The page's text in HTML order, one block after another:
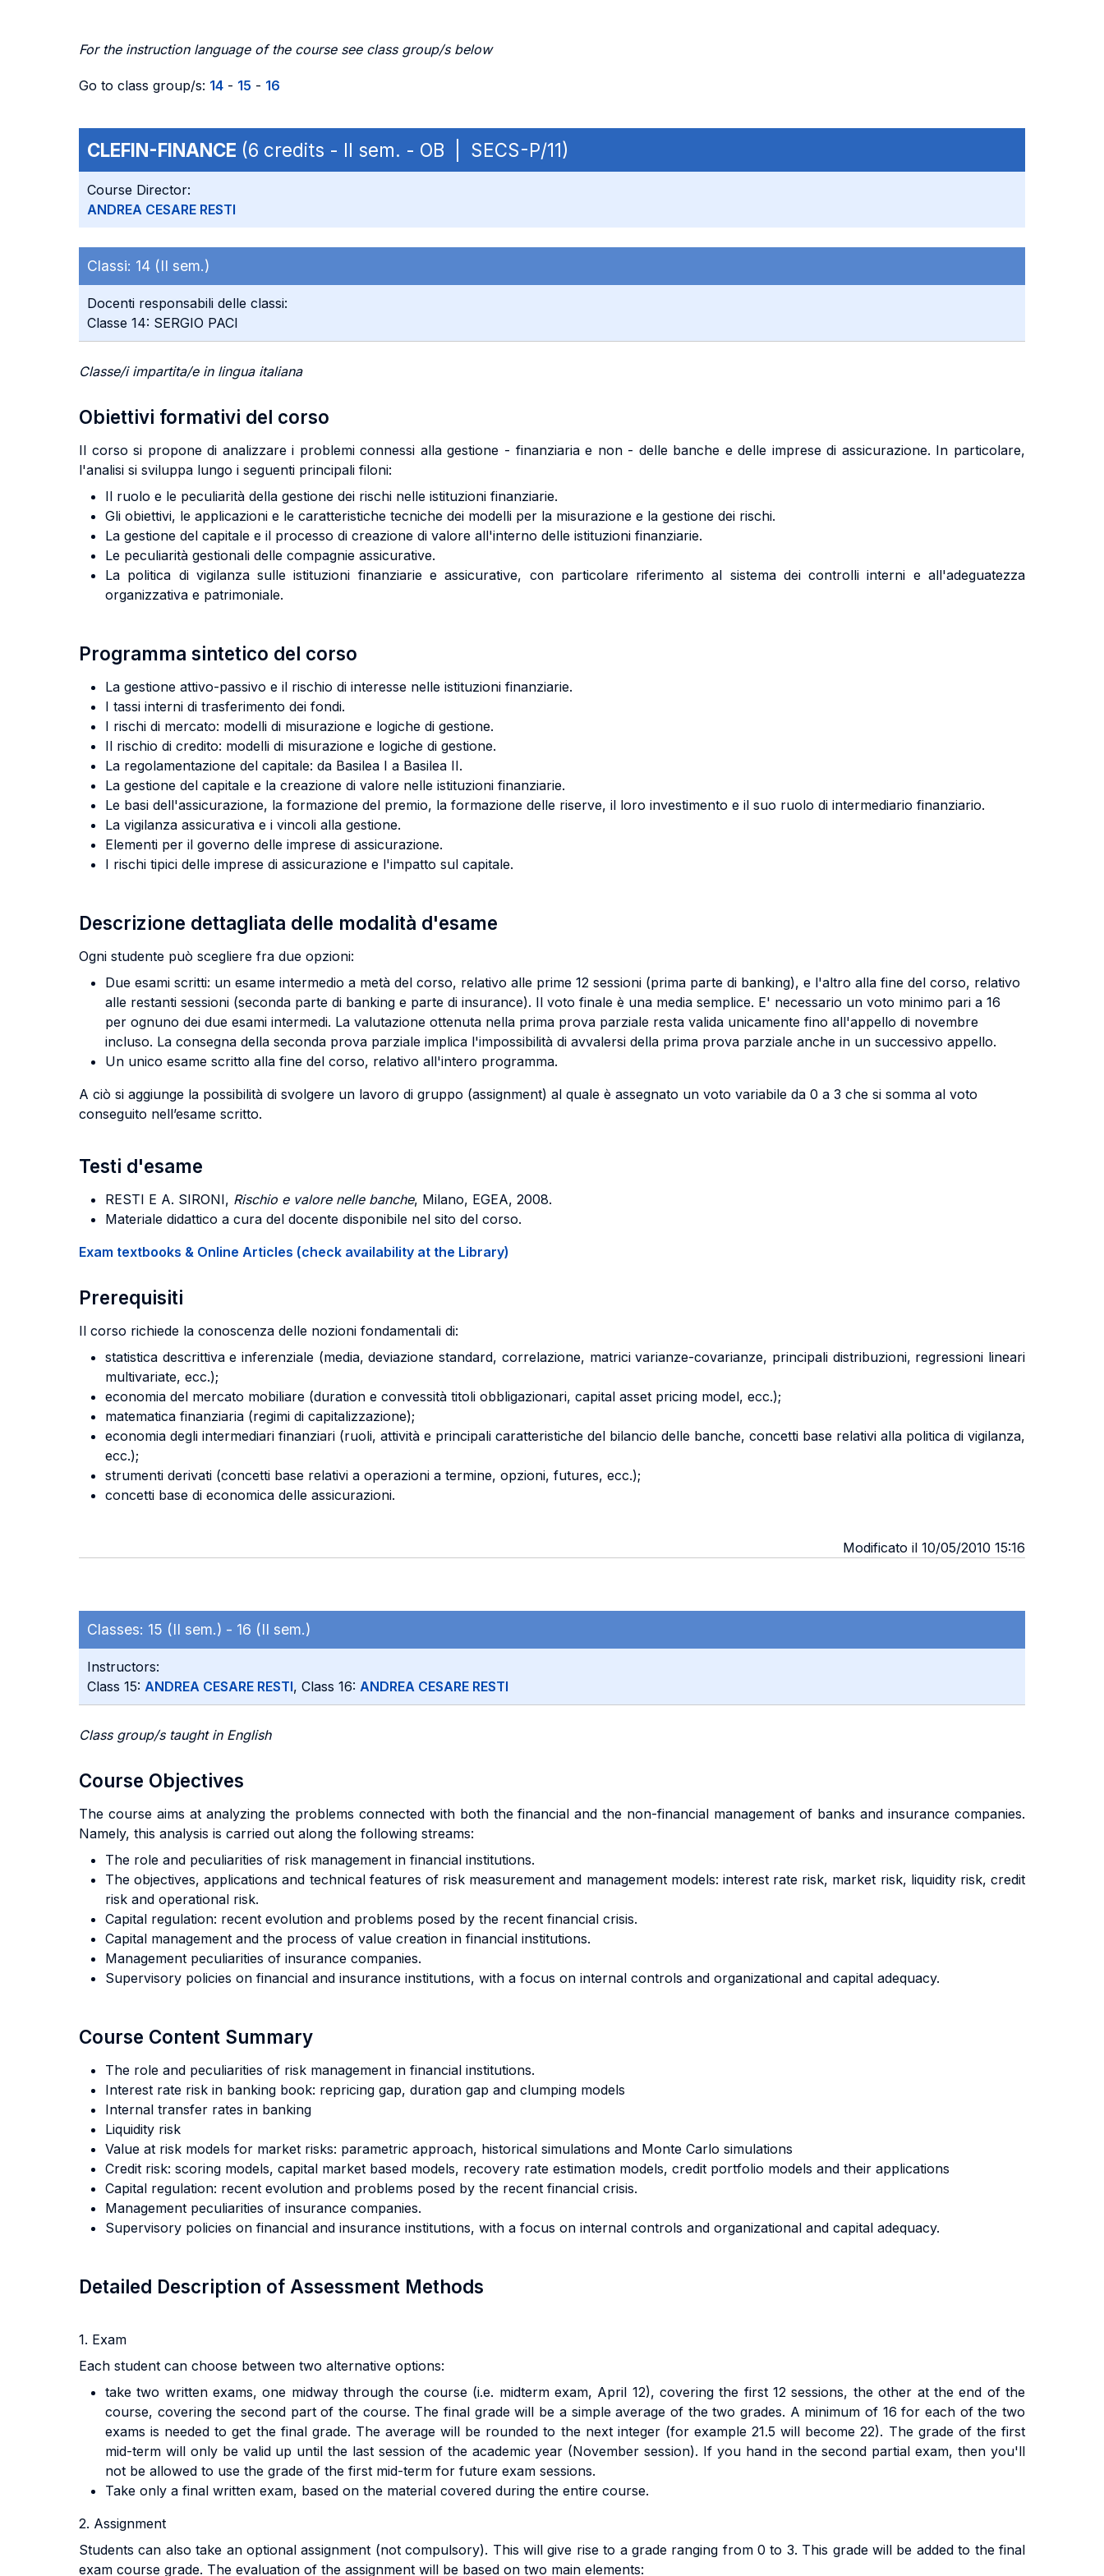
For the instruction language of the course see class group/s below
Go to class group/s: 14 - 15 - 16
CLEFIN-FINANCE (6 credits - II sem. - OB | SECS-P/11)
Course Director:
ANDREA CESARE RESTI
Classi: 14 (II sem.)
Docenti responsabili delle classi:
Classe 14: SERGIO PACI
Classe/i impartita/e in lingua italiana
Obiettivi formativi del corso
Il corso si propone di analizzare i problemi connessi alla gestione - finanziaria e non - delle banche e delle imprese di assicurazione. In particolare,
l'analisi si sviluppa lungo i seguenti principali filoni:
Il ruolo e le peculiarità della gestione dei rischi nelle istituzioni finanziarie.
Gli obiettivi, le applicazioni e le caratteristiche tecniche dei modelli per la misurazione e la gestione dei rischi.
La gestione del capitale e il processo di creazione di valore all'interno delle istituzioni finanziarie.
Le peculiarità gestionali delle compagnie assicurative.
La politica di vigilanza sulle istituzioni finanziarie e assicurative, con particolare riferimento al sistema dei controlli interni e all'adeguatezza
organizzativa e patrimoniale.
Programma sintetico del corso
La gestione attivo-passivo e il rischio di interesse nelle istituzioni finanziarie.
I tassi interni di trasferimento dei fondi.
I rischi di mercato: modelli di misurazione e logiche di gestione.
Il rischio di credito: modelli di misurazione e logiche di gestione.
La regolamentazione del capitale: da Basilea I a Basilea II.
La gestione del capitale e la creazione di valore nelle istituzioni finanziarie.
Le basi dell'assicurazione, la formazione del premio, la formazione delle riserve, il loro investimento e il suo ruolo di intermediario finanziario.
La vigilanza assicurativa e i vincoli alla gestione.
Elementi per il governo delle imprese di assicurazione.
I rischi tipici delle imprese di assicurazione e l'impatto sul capitale.
Descrizione dettagliata delle modalità d'esame
Ogni studente può scegliere fra due opzioni:
Due esami scritti: un esame intermedio a metà del corso, relativo alle prime 12 sessioni (prima parte di banking), e l'altro alla fine del corso, relativo
alle restanti sessioni (seconda parte di banking e parte di insurance). Il voto finale è una media semplice. E' necessario un voto minimo pari a 16
per ognuno dei due esami intermedi. La valutazione ottenuta nella prima prova parziale resta valida unicamente fino all'appello di novembre
incluso. La consegna della seconda prova parziale implica l'impossibilità di avvalersi della prima prova parziale anche in un successivo appello.
Un unico esame scritto alla fine del corso, relativo all'intero programma.
A ciò si aggiunge la possibilità di svolgere un lavoro di gruppo (assignment) al quale è assegnato un voto variabile da 0 a 3 che si somma al voto
conseguito nell’esame scritto.
Testi d'esame
RESTI E A. SIRONI, Rischio e valore nelle banche, Milano, EGEA, 2008.
Materiale didattico a cura del docente disponibile nel sito del corso.
Exam textbooks & Online Articles (check availability at the Library)
Prerequisiti
Il corso richiede la conoscenza delle nozioni fondamentali di:
statistica descrittiva e inferenziale (media, deviazione standard, correlazione, matrici varianze-covarianze, principali distribuzioni, regressioni lineari
multivariate, ecc.);
economia del mercato mobiliare (duration e convessità titoli obbligazionari, capital asset pricing model, ecc.);
matematica finanziaria (regimi di capitalizzazione);
economia degli intermediari finanziari (ruoli, attività e principali caratteristiche del bilancio delle banche, concetti base relativi alla politica di vigilanza,
ecc.);
strumenti derivati (concetti base relativi a operazioni a termine, opzioni, futures, ecc.);
concetti base di economica delle assicurazioni.
Modificato il 10/05/2010 15:16
Classes: 15 (II sem.) - 16 (II sem.)
Instructors:
Class 15: ANDREA CESARE RESTI, Class 16: ANDREA CESARE RESTI
Class group/s taught in English
Course Objectives
The course aims at analyzing the problems connected with both the financial and the non-financial management of banks and insurance companies.
Namely, this analysis is carried out along the following streams:
The role and peculiarities of risk management in financial institutions.
The objectives, applications and technical features of risk measurement and management models: interest rate risk, market risk, liquidity risk, credit
risk and operational risk.
Capital regulation: recent evolution and problems posed by the recent financial crisis.
Capital management and the process of value creation in financial institutions.
Management peculiarities of insurance companies.
Supervisory policies on financial and insurance institutions, with a focus on internal controls and organizational and capital adequacy.
Course Content Summary
The role and peculiarities of risk management in financial institutions.
Interest rate risk in banking book: repricing gap, duration gap and clumping models
Internal transfer rates in banking
Liquidity risk
Value at risk models for market risks: parametric approach, historical simulations and Monte Carlo simulations
Credit risk: scoring models, capital market based models, recovery rate estimation models, credit portfolio models and their applications
Capital regulation: recent evolution and problems posed by the recent financial crisis.
Management peculiarities of insurance companies.
Supervisory policies on financial and insurance institutions, with a focus on internal controls and organizational and capital adequacy.
Detailed Description of Assessment Methods
1. Exam
Each student can choose between two alternative options:
take two written exams, one midway through the course (i.e. midterm exam, April 12), covering the first 12 sessions, the other at the end of the
course, covering the second part of the course. The final grade will be a simple average of the two grades. A minimum of 16 for each of the two
exams is needed to get the final grade. The average will be rounded to the next integer (for example 21.5 will become 22). The grade of the first
mid-term will only be valid up until the last session of the academic year (November session). If you hand in the second partial exam, then you'll
not be allowed to use the grade of the first mid-term for future exam sessions.
Take only a final written exam, based on the material covered during the entire course.
2. Assignment
Students can also take an optional assignment (not compulsory). This will give rise to a grade ranging from 0 to 3. This grade will be added to the final
exam course grade. The evaluation of the assignment will be based on two main elements: